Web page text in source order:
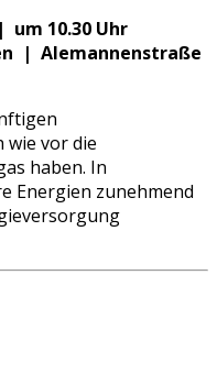
10.30 Uhr
| Alemannenstraße
wie vor die
haben. In
Energien zunehmend